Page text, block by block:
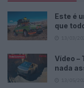
Este é
que
Vídeo –
nada